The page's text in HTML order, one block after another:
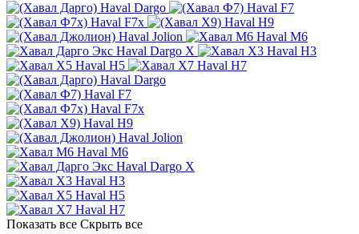
Haval Dargo
Haval F7
Haval F7x
Haval H9
Haval Jolion
Haval M6
Haval Dargo X
Haval H3
Haval H5
Haval H7
Haval Dargo
Haval F7
Haval F7x
Haval H9
Haval Jolion
Haval M6
Haval Dargo X
Haval H3
Haval H5
Haval H7
Показать все Скрыть все